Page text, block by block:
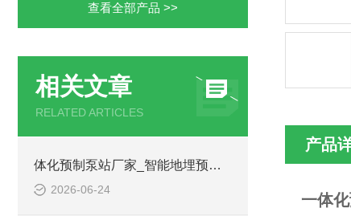
查看全部产品 >>
相关文章
RELATED ARTICLES
体化预制泵站厂家_智能地埋预制泵站-凌科环保
2026-06-24
产品
一体